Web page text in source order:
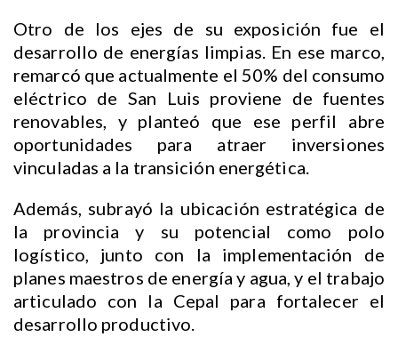
Otro de los ejes de su exposición fue el
desarrollo de energías limpias. En ese marco,
remarcó que actualmente el 50% del consumo
eléctrico de San Luis proviene de fuentes
renovables, y planteó que ese perfil abre
oportunidades para atraer inversiones
vinculadas a la transición energética.
Además, subrayó la ubicación estratégica de
la provincia y su potencial como polo
logístico, junto con la implementación de
planes maestros de energía y agua, y el trabajo
articulado con la Cepal para fortalecer el
desarrollo productivo.